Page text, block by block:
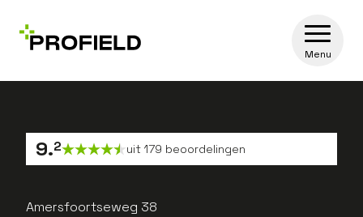
Menu
9.2 uit 179 beoordelingen
Amersfoortseweg 38